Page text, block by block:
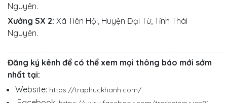
Nguyên.
Xưởng SX 2: Xã Tiên Hội, Huyện Đại Từ, Tỉnh Thái
Nguyên.
Đăng ký kênh để có thể xem mọi thông báo mới sớm
nhất tại:
Website: https://traphuckhanh.com/